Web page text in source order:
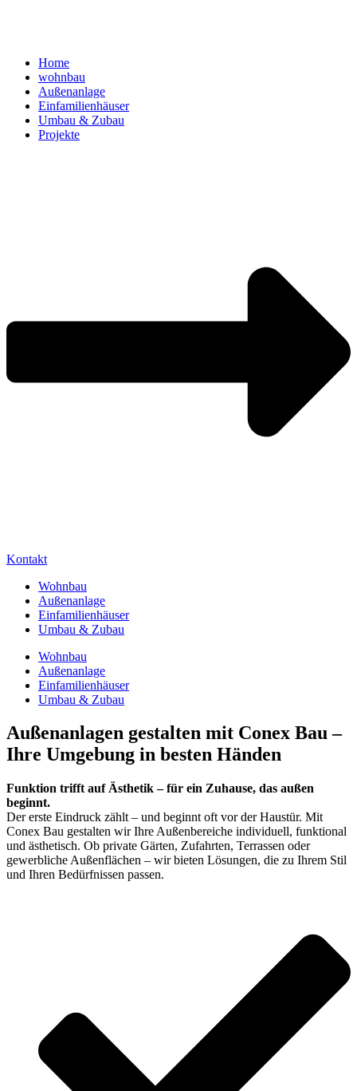
Home
wohnbau
Außenanlage
Einfamilienhäuser
Umbau & Zubau
Projekte
Kontakt
Wohnbau
Außenanlage
Einfamilienhäuser
Umbau & Zubau
Wohnbau
Außenanlage
Einfamilienhäuser
Umbau & Zubau
Außenanlagen gestalten mit Conex Bau –
Ihre Umgebung in besten Händen
Funktion trifft auf Ästhetik – für ein Zuhause, das außen
beginnt.
Der erste Eindruck zählt – und beginnt oft vor der Haustür. Mit
Conex Bau gestalten wir Ihre Außenbereiche individuell, funktional
und ästhetisch. Ob private Gärten, Zufahrten, Terrassen oder
gewerbliche Außenflächen – wir bieten Lösungen, die zu Ihrem Stil
und Ihren Bedürfnissen passen.